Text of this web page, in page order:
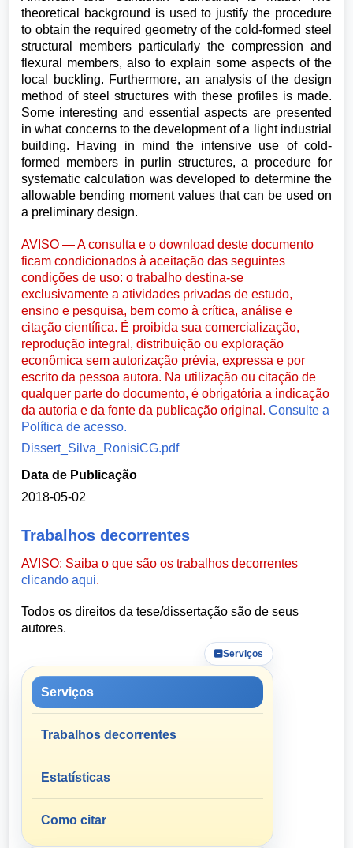
theoretical background is used to justify the procedure
to obtain the required geometry of the cold-formed steel
structural members particularly the compression and
flexural members, also to explain some aspects of the
local buckling. Furthermore, an analysis of the design
method of steel structures with these profiles is made.
Some interesting and essential aspects are presented
in what concerns to the development of a light industrial
building. Having in mind the intensive use of cold-
formed members in purlin structures, a procedure for
systematic calculation was developed to determine the
allowable bending moment values that can be used on
a preliminary design.
AVISO — A consulta e o download deste documento
ficam condicionados à aceitação das seguintes
condições de uso: o trabalho destina-se
exclusivamente a atividades privadas de estudo,
ensino e pesquisa, bem como à crítica, análise e
citação científica. É proibida sua comercialização,
reprodução integral, distribuição ou exploração
econômica sem autorização prévia, expressa e por
escrito da pessoa autora. Na utilização ou citação de
qualquer parte do documento, é obrigatória a indicação
da autoria e da fonte da publicação original.Consulte a
Política de acesso.
Dissert_Silva_RonisiCG.pdf
Data de Publicação
2018-05-02
Trabalhos decorrentes
AVISO: Saiba o que são os trabalhos decorrentes
clicando aqui.
Todos os direitos da tese/dissertação são de seus
autores.
Serviços
Serviços
Trabalhos decorrentes
Estatísticas
Como citar